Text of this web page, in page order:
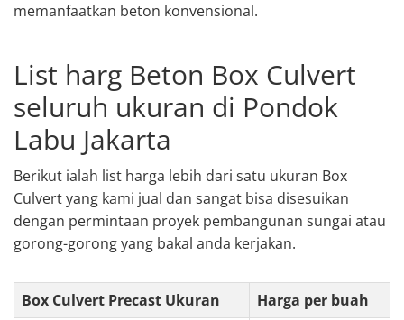
memanfaatkan beton konvensional.
List harg Beton Box Culvert
seluruh ukuran di Pondok
Labu Jakarta
Berikut ialah list harga lebih dari satu ukuran Box
Culvert yang kami jual dan sangat bisa disesuikan
dengan permintaan proyek pembangunan sungai atau
gorong-gorong yang bakal anda kerjakan.
Box Culvert Precast Ukuran
Harga per buah